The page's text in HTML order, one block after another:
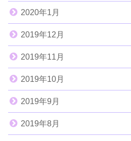
2020年1月
2019年12月
2019年11月
2019年10月
2019年9月
2019年8月